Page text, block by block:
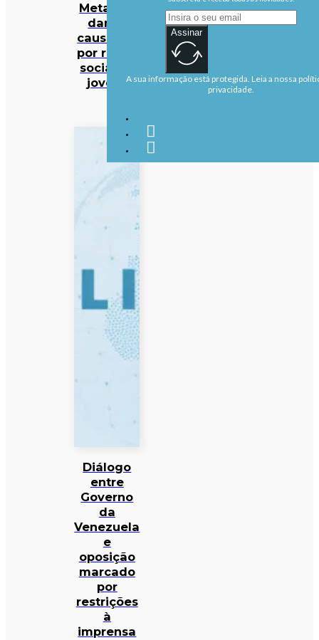
Meta por
danos
causados
por redes
sociais a
jovens
Diálogo
entre
Governo
da
Venezuela
e
oposição
marcado
por
restrições
à
imprensa
Assinar
A sua informação está protegida. Leia a nossa
privacidade.